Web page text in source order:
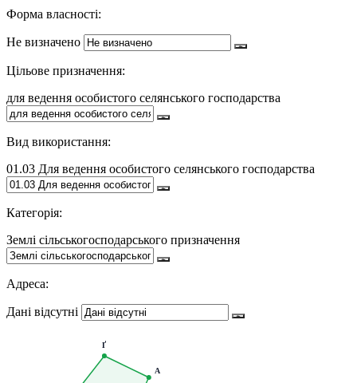
Форма власності:
Не визначено
Цільове призначення:
для ведення особистого селянського господарства
Вид використання:
01.03 Для ведення особистого селянського господарства
Категорія:
Землі сільськогосподарського призначення
Адреса:
Дані відсутні
А
Ґ